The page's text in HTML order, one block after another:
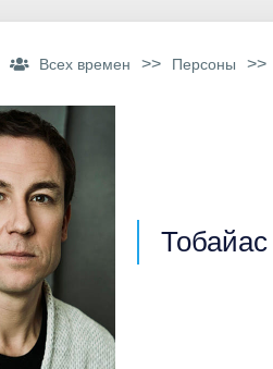
Всех времен >> Персоны >>